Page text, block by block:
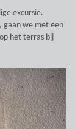
excursie.
gaan we met een
het terras bij